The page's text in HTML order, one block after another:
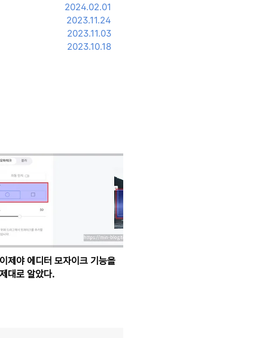
2024.02.01
2023.11.24
2023.11.03
2023.10.18
이제야 에디터 모자이크 기능을
제대로 알았다.